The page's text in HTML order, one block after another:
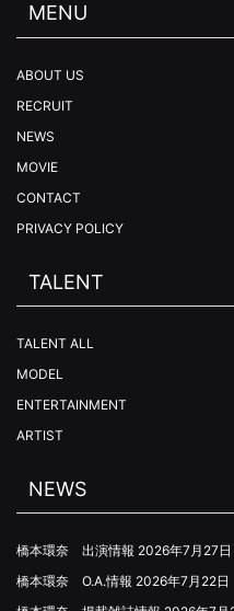
MENU
ABOUT US
RECRUIT
NEWS
MOVIE
CONTACT
PRIVACY POLICY
TALENT
TALENT ALL
MODEL
ENTERTAINMENT
ARTIST
NEWS
橋本環奈 出演情報 2026年7月27日
橋本環奈 O.A.情報 2026年7月22日